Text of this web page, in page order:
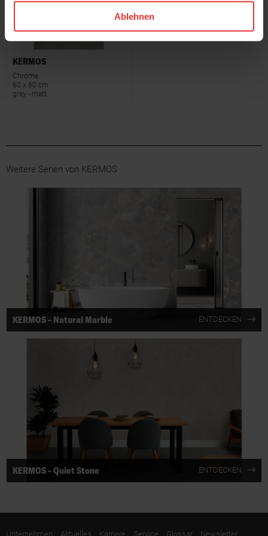
Ablehnen
KERMOS
Chrome
60 x 60 cm
grey - matt
Weitere Serien von KERMOS
KERMOS - Natural Marble ENTDECKEN
KERMOS - Quiet Stone ENTDECKEN
Unternehmen Aktuelles Karriere Service Glossar Newsletter